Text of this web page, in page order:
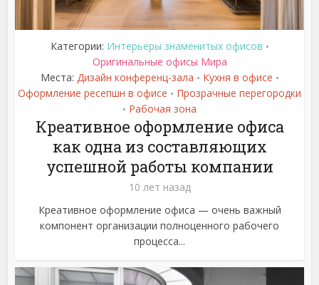
Категории: Интерьеры знаменитых офисов •
Оригинальные офисы Мира
Места: Дизайн конференц-зала • Кухня в офисе •
Оформление ресепшн в офисе • Прозрачные перегородки
• Рабочая зона
Креативное оформление офиса
как одна из составляющих
успешной работы компании
10 лет назад
Креативное оформление офиса — очень важный
компонент организации полноценного рабочего
процесса...